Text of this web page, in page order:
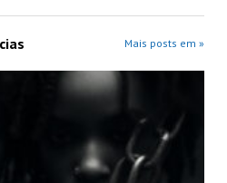
Mais posts em »